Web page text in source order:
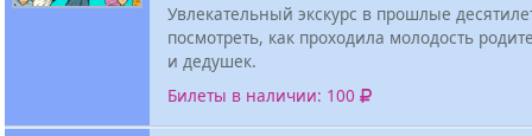
Увлекательный экскурс в прошлые
посмотреть, как проходила молодость
и дедушек.
Билеты в наличии: 100